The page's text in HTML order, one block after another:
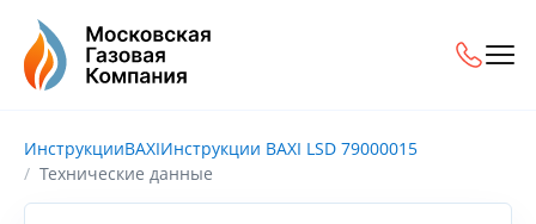
ИнструкцииBAXIИнструкции BAXI LSD 79000015
Технические данные